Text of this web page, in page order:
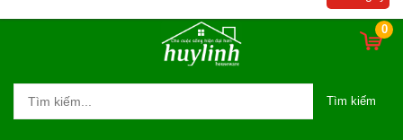
0
Tìm kiếm